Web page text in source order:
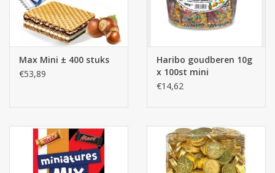
Max Mini ± 400 stuks
€53,89
Haribo goudberen 10g
x 100st mini
€14,62